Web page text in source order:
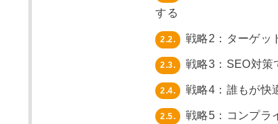
する
2.2. 戦略2：ターゲッ
2.3. 戦略3：SEO対策
2.4. 戦略4：誰もが快
2.5. 戦略5：コンプラ